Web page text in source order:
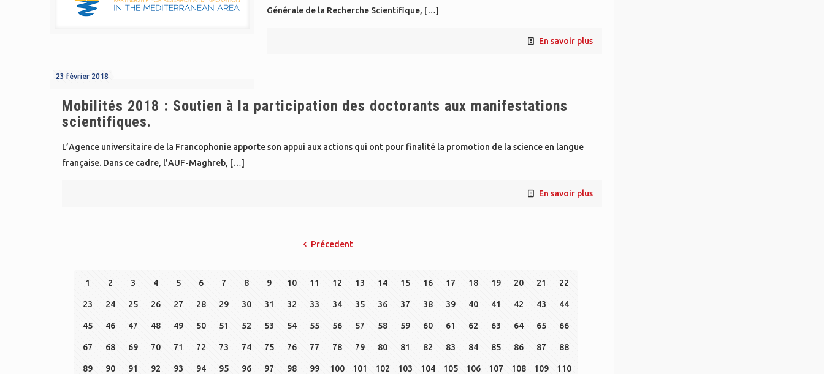
Générale de la Recherche Scientifique, […]
En savoir plus
23 février 2018
Mobilités 2018 : Soutien à la participation des doctorants aux manifestations
scientifiques.
L’Agence universitaire de la Francophonie apporte son appui aux actions qui ont pour finalité la promotion de la science en langue
française. Dans ce cadre, l’AUF-Maghreb, […]
En savoir plus
Précedent
1 2 3 4 5 6 7 8 9 10 11 12 13 14 15 16 17 18 19 20 21 22
23 24 25 26 27 28 29 30 31 32 33 34 35 36 37 38 39 40 41 42 43 44
45 46 47 48 49 50 51 52 53 54 55 56 57 58 59 60 61 62 63 64 65 66
67 68 69 70 71 72 73 74 75 76 77 78 79 80 81 82 83 84 85 86 87 88
89 90 91 92 93 94 95 96 97 98 99 100 101 102 103 104 105 106 107 108 109 110